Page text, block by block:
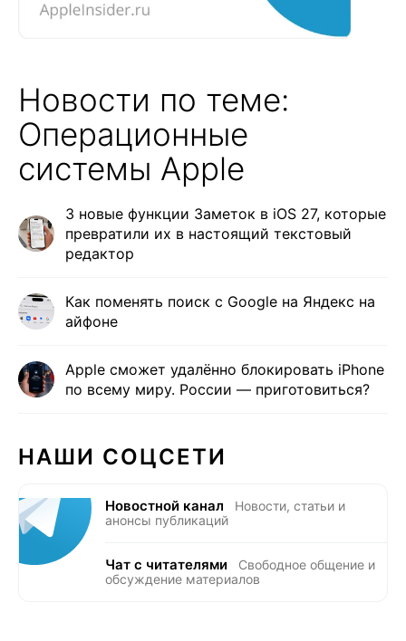
Новости по теме:
Операционные
системы Apple
3 новые функции Заметок в iOS 27, которые
превратили их в настоящий текстовый
редактор
Как поменять поиск с Google на Яндекс на
айфоне
Apple сможет удалённо блокировать iPhone
по всему миру. России — приготовиться?
НАШИ СОЦСЕТИ
Новостной канал
Новости, статьи и
анонсы публикаций
Чат с читателями
Свободное общение и
обсуждение материалов